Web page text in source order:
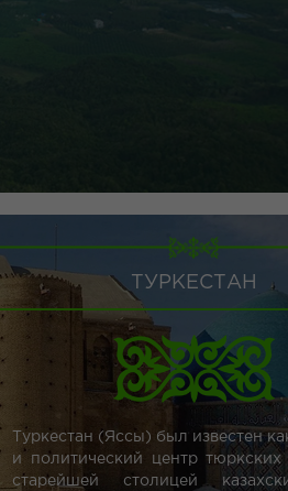
ТУРКЕСТАН
Туркестан (Яссы) был известен
и политический центр
старейшей столицей